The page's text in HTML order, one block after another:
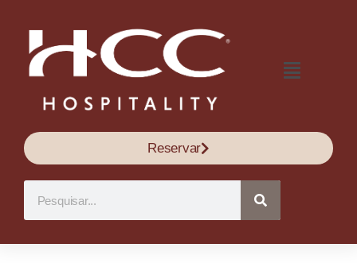
Reservar